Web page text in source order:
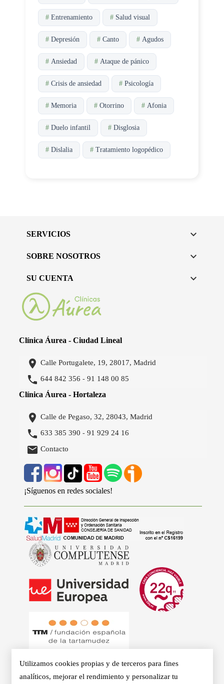
# Entrenamiento # Salud visual
# Depresión # Canto # Agudos
# Ansiedad # Ataque de pánico
# Crisis de ansiedad # Psicología
# Memoria # Otorrino # Afonia
# Duelo infantil # Disglosia
# Dislalia # Tratamiento logopédico
SERVICIOS 
SOBRE NOSOTROS 
SU CUENTA 
Clínica Áurea - Ciudad Lineal
 Calle Portugalete, 19, 28017, Madrid
 644 842 356 -91 148 00 85
Clínica Áurea - Hortaleza
 Calle de Pegaso, 32, 28043, Madrid
 633 385 390 -91 929 24 16
 Contacto
¡Síguenos en redes sociales!
Utilizamos cookies propias y de terceros para fines
analíticos, mejorar el rendimiento y personalizar tu